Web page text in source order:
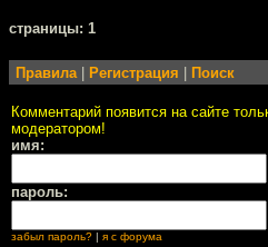
cтраницы: 1
Правила Регистрация Поиск
Комментарий появится на сайте
модератором!
имя:
пароль:
забыл пароль? | я с форума